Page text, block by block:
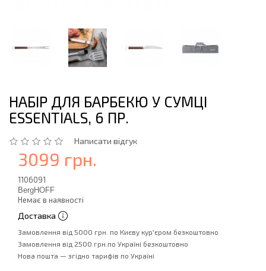
НАБІР ДЛЯ БАРБЕКЮ У СУМЦІ
ESSENTIALS, 6 ПР.
Написати відгук
3099 грн.
1106091
BergHOFF
Немає в наявності
Доставка
Замовлення від 5000 грн. по Києву кур'єром безкоштовно
Замовлення від 2500 грн.по Україні безкоштовно
Нова пошта — згідно тарифів по Україні